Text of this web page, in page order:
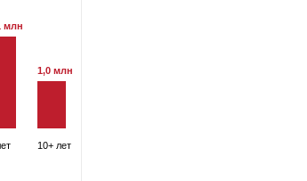
млн
1,0 млн
10+ лет